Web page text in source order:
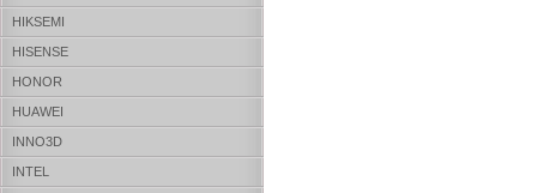
HIKSEMI
HISENSE
HONOR
HUAWEI
INNO3D
INTEL